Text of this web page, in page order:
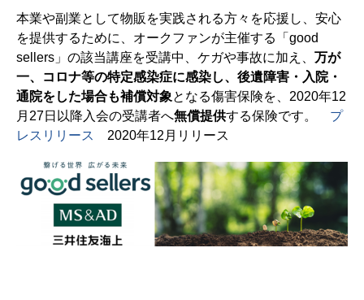
本業や副業として物販を実践される方々を応援し、安心
を提供するために、オークファンが主催する「good
sellers」の該当講座を受講中、ケガや事故に加え、 万が
一、コロナ等の特定感染症に感染し、後遺障害・⼊院・
通院をした場合も補償対象となる傷害保険を、2020年12
月27日以降入会の受講者へ無償提供する保険です。 プ
レスリリース
2020年12月リリース